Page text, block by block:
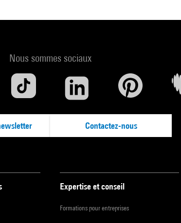
Nous sommes sociaux
Contactez-nous
Expertise et conseil
Formations pour entreprises